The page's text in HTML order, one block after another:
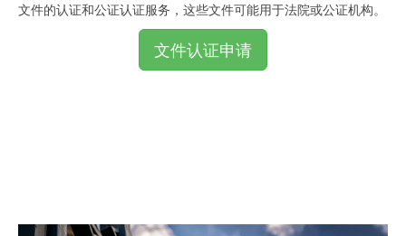
文件的认证和公证认证服务，这些文件可能用于法院或公证机构。
文件认证申请